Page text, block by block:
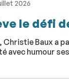
2026
le défi
Christie Baux a
avec humour